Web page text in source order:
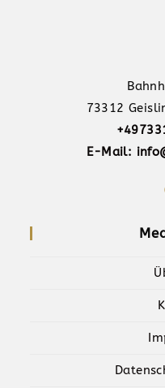
73312
E-Mail: